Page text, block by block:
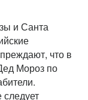
и Санта
что в
Мороз по